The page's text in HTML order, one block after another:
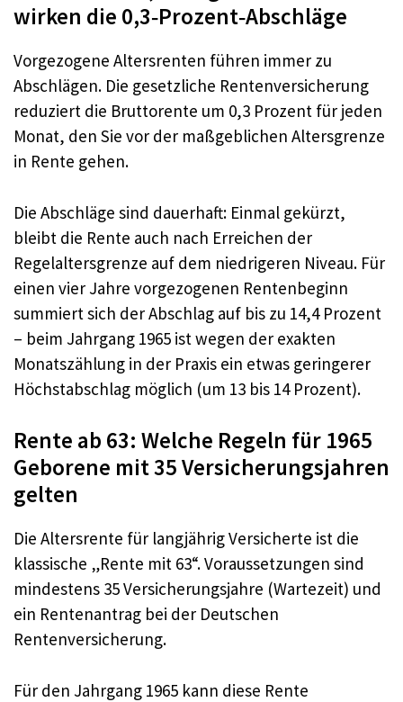
wirken die 0,3‑Prozent‑Abschläge
Vorgezogene Altersrenten führen immer zu
Abschlägen. Die gesetzliche Rentenversicherung
reduziert die Bruttorente um 0,3 Prozent für jeden
Monat, den Sie vor der maßgeblichen Altersgrenze
in Rente gehen.
Die Abschläge sind dauerhaft: Einmal gekürzt,
bleibt die Rente auch nach Erreichen der
Regelaltersgrenze auf dem niedrigeren Niveau. Für
einen vier Jahre vorgezogenen Rentenbeginn
summiert sich der Abschlag auf bis zu 14,4 Prozent
– beim Jahrgang 1965 ist wegen der exakten
Monatszählung in der Praxis ein etwas geringerer
Höchstabschlag möglich (um 13 bis 14 Prozent).
Rente ab 63: Welche Regeln für 1965
Geborene mit 35 Versicherungsjahren
gelten
Die Altersrente für langjährig Versicherte ist die
klassische „Rente mit 63“. Voraussetzungen sind
mindestens 35 Versicherungsjahre (Wartezeit) und
ein Rentenantrag bei der Deutschen
Rentenversicherung.
Für den Jahrgang 1965 kann diese Rente